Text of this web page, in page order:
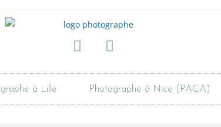
à Lille Photographe à Nice (PACA)